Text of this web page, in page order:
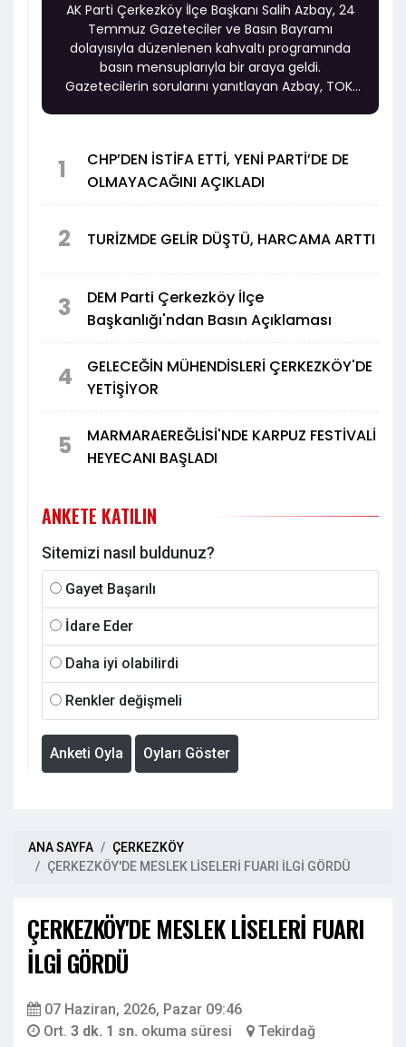
AK Parti Çerkezköy İlçe Başkanı Salih Azbay, 24
Temmuz Gazeteciler ve Basın Bayramı
dolayısıyla düzenlenen kahvaltı programında
basın mensuplarıyla bir araya geldi.
Gazetecilerin sorularını yanıtlayan Azbay, TOKİ
değerlendirmelerde bulundu.
1
CHP’DEN İSTİFA ETTİ, YENİ PARTİ’DE DE
OLMAYACAĞINI AÇIKLADI
2 TURİZMDE GELİR DÜŞTÜ, HARCAMA ARTTI
3
DEM Parti Çerkezköy İlçe
Başkanlığı'ndan Basın Açıklaması
4
GELECEĞİN MÜHENDİSLERİ ÇERKEZKÖY'DE
YETİŞİYOR
5
MARMARAEREĞLİSİ'NDE KARPUZ FESTİVALİ
HEYECANI BAŞLADI
ANKETE KATILIN
Sitemizi nasıl buldunuz?
Gayet Başarılı
İdare Eder
Daha iyi olabilirdi
Renkler değişmeli
Anketi Oyla Oyları Göster
ANA SAYFA
ÇERKEZKÖY
ÇERKEZKÖY'DE MESLEK LİSELERİ FUARI İLGİ GÖRDÜ
ÇERKEZKÖY'DE MESLEK LİSELERİ FUARI
İLGİ GÖRDÜ
07 Haziran, 2026, Pazar 09:46
Ort. 3 dk. 1 sn. okuma süresi Tekirdağ